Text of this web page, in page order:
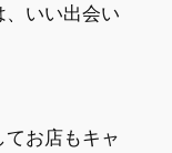
いい出会い
お店もキャ